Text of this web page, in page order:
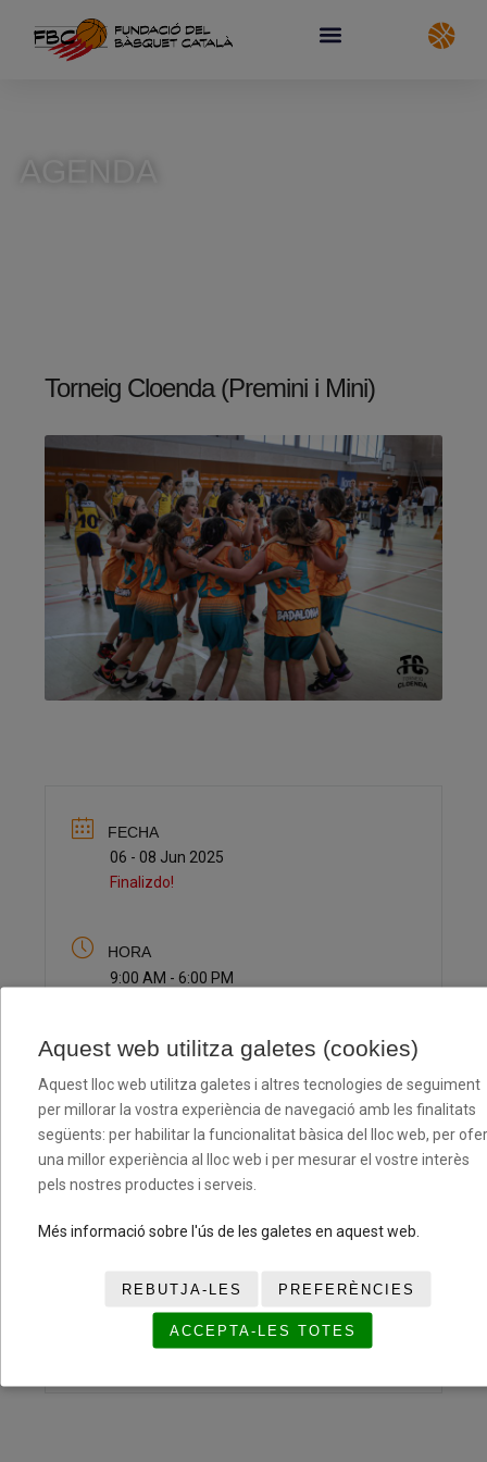
Torneig Cloenda (Premini i Mini)
FECHA
06 - 08 Jun 2025
Finalizdo!
HORA
9:00 AM - 6:00 PM
CATEGORÍA
Torneig Cloenda
Tornejos
Aquest web utilitza galetes (cookies)
Aquest lloc web utilitza galetes i altres tecnologies de seguiment
per millorar la vostra experiència de navegació amb les finalitats
següents: per habilitar la funcionalitat bàsica del lloc web, per
una millor experiència al lloc web i per mesurar el vostre interès
pels nostres productes i serveis.
Més informació sobre l'ús de les galetes en aquest web.
REBUTJA-LES PREFERÈNCIES
ACCEPTA-LES TOTES